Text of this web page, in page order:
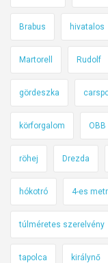
Brabus hivatalos
Martorell Rudolf
gördeszka
körforgalom OBB
röhej Drezda
hókotró 4-es
túlméretes szerelvény
tapolca királynő